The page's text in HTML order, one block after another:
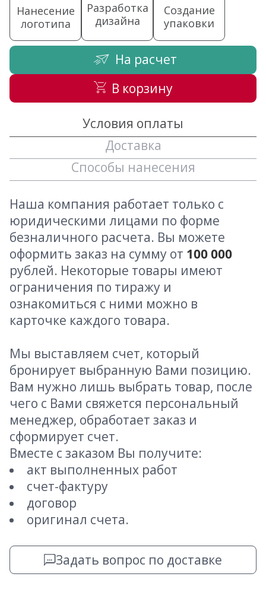
Нанесение
логотипа
Разработка
дизайна
Создание
упаковки
На расчет
В корзину
Условия оплаты
Доставка
Способы нанесения
Наша компания работает только с
юридическими лицами по форме
безналичного расчета. Вы можете
оформить заказ на сумму от 100 000
рублей. Некоторые товары имеют
ограничения по тиражу и
ознакомиться с ними можно в
карточке каждого товара.
Мы выставляем счет, который
бронирует выбранную Вами позицию.
Вам нужно лишь выбрать товар, после
чего с Вами свяжется персональный
менеджер, обработает заказ и
сформирует счет.
Вместе с заказом Вы получите:
акт выполненных работ
счет-фактуру
договор
оригинал счета.
Задать вопрос по доставке